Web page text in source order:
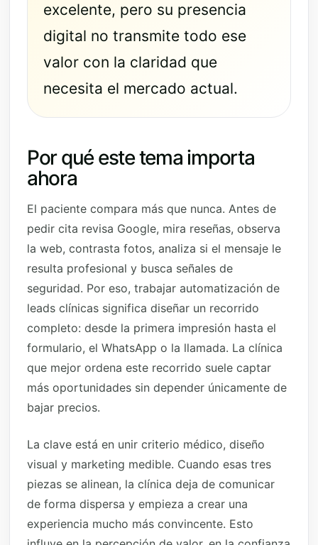
excelente, pero su presencia
digital no transmite todo ese
valor con la claridad que
necesita el mercado actual.
Por qué este tema importa
ahora
El paciente compara más que nunca. Antes de
pedir cita revisa Google, mira reseñas, observa
la web, contrasta fotos, analiza si el mensaje le
resulta profesional y busca señales de
seguridad. Por eso, trabajar automatización de
leads clínicas significa diseñar un recorrido
completo: desde la primera impresión hasta el
formulario, el WhatsApp o la llamada. La clínica
que mejor ordena este recorrido suele captar
más oportunidades sin depender únicamente de
bajar precios.
La clave está en unir criterio médico, diseño
visual y marketing medible. Cuando esas tres
piezas se alinean, la clínica deja de comunicar
de forma dispersa y empieza a crear una
experiencia mucho más convincente. Esto